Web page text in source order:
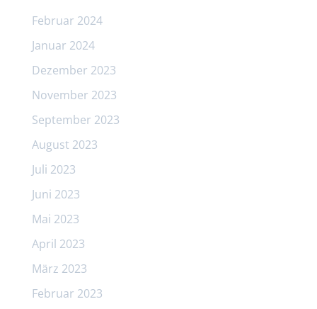
Februar 2024
Januar 2024
Dezember 2023
November 2023
September 2023
August 2023
Juli 2023
Juni 2023
Mai 2023
April 2023
März 2023
Februar 2023